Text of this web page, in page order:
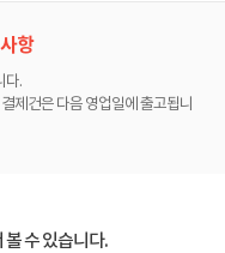
항
다.
제건은 다음 영업일에 출고됩니
볼 수 있습니다.